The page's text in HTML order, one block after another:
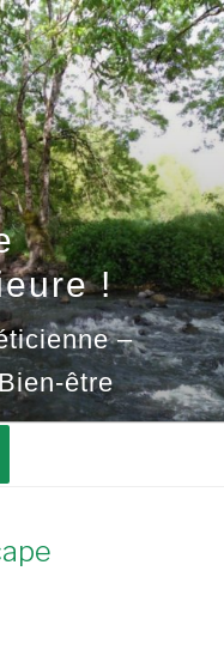
!
–
être